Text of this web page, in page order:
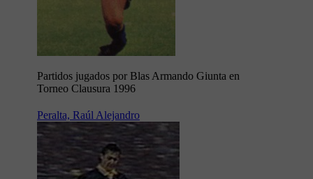
Partidos jugados por Blas Armando Giunta en
Torneo Clausura 1996
Peralta, Raúl Alejandro